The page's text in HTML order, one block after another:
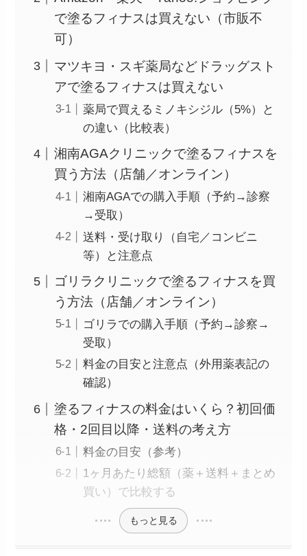
で塗るフィナスは買えない（市販不
可）
マツキヨ・スギ薬局などドラッグスト
アで塗るフィナスは買えない
薬局で買えるミノキシジル（5%）と
の違い（比較表）
湘南AGAクリニックで塗るフィナスを
買う方法（店舗／オンライン）
湘南AGAでの購入手順（予約→診察
→受取）
送料・受け取り（自宅／コンビニ
等）と注意点
ゴリラクリニックで塗るフィナスを買
う方法（店舗／オンライン）
ゴリラでの購入手順（予約→診察→
受取）
料金の目安と注意点（外用薬表記の
確認）
塗るフィナスの料金はいくら？初回価
格・2回目以降・送料の考え方
料金の目安（参考）
1ヶ月あたり総額（薬＋送料＋まとめ
買い）で比較する
もっと見る